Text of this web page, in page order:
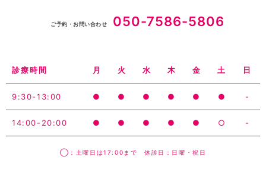
ご予約・お問い合わせ 050-7586-5806
診療時間 月 火 水 木 金 土 日
9:30-13:00 ● ● ● ● ● ● -
14:00-20:00 ● ● ● ● ● ○ -
◯：土曜日は17:00まで 休診日：日曜・祝日